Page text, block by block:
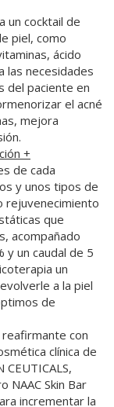
un cocktail de
piel, como
ácido
las necesidades
del paciente en
el acné
mejora
+
de cada
y unos tipos de
rejuvenecimiento
que
acompañado
y un caudal de 5
un
a la piel
de
reafirmante con
clínica de
CEUTICALS,
NAAC Skin Bar
incrementar la